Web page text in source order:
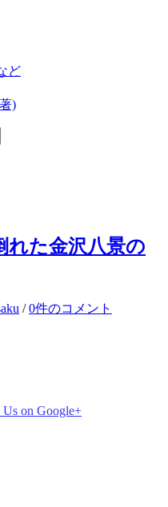
ど
)
れた金沢八景の
/0件のコメント